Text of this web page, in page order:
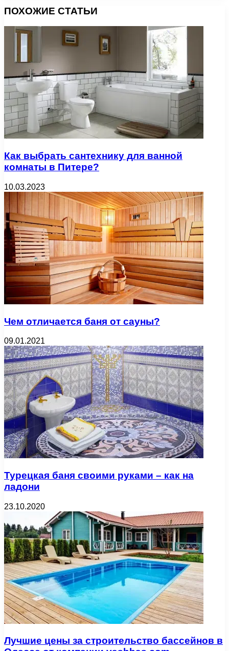
ПОХОЖИЕ СТАТЬИ
Как выбрать сантехнику для ванной
комнаты в Питере?
10.03.2023
Чем отличается баня от сауны?
09.01.2021
Турецкая баня своими руками – как на
ладони
23.10.2020
Лучшие цены за строительство бассейнов в